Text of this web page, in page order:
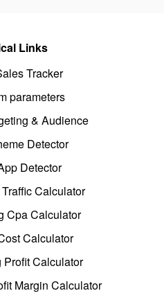
Links
Tracker
parameters
& Audience
Detector
Detector
Calculator
Cpa Calculator
Calculator
Calculator
Margin Calculator